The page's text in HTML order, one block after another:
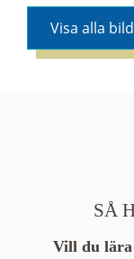
Visa alla
SÅ
Vill du